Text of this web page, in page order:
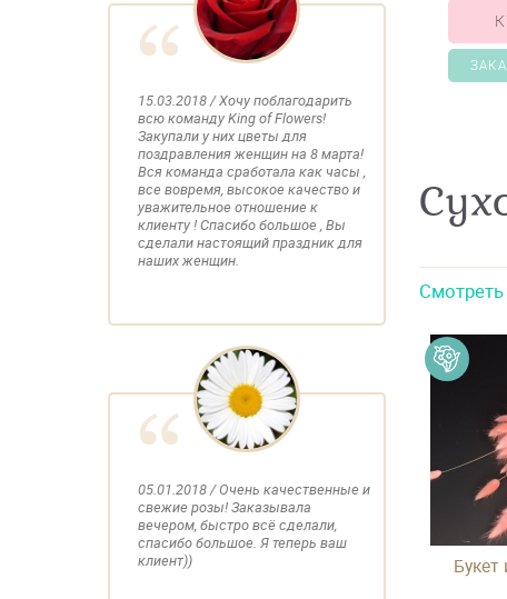
15.03.2018 / Хочу поблагодарить
всю команду King of Flowers!
Закупали у них цветы для
поздравления женщин на 8 марта!
Вся команда сработала как часы ,
все вовремя, высокое качество и
уважительное отношение к
клиенту ! Спасибо большое , Вы
сделали настоящий праздник для
наших женщин.
05.01.2018 / Очень качественные и
свежие розы! Заказывала
вечером, быстро всё сделали,
спасибо большое. Я теперь ваш
клиент))
Букет